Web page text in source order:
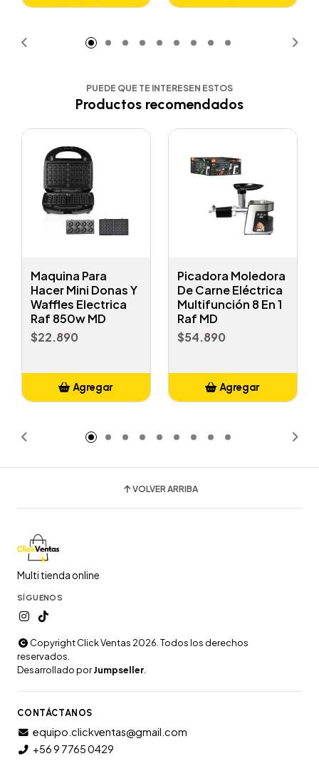
PUEDE QUE TE INTERESEN ESTOS
Productos recomendados
Maquina Para
Hacer Mini Donas Y
Waffles Electrica
Raf 850w MD
$22.890
Agregar
Picadora Moledora
De Carne Eléctrica
Multifunción 8 En 1
Raf MD
$54.890
Agregar
VOLVER ARRIBA
Multi tienda online
SÍGUENOS
Copyright Click Ventas 2026. Todos los derechos
reservados.
Desarrollado porJumpseller
CONTÁCTANOS
equipo.clickventas@gmail.com
+56 9 7765 0429